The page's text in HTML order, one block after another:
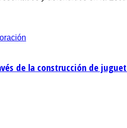
de la construcción de